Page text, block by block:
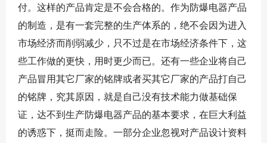
付。这样的产品肯定是不会合格的。作为防爆电器产品
的制造，是有一套完整的生产体系的，绝不会因为进入
市场经济而削弱减少，只不过是在市场经济条件下，这
些工作做的更快，用时更少而已。还有一些企业将自己
产品冒用其它厂家的铭牌或者买其它厂家的产品打自己
的铭牌，究其原因，就是自己没有技术能力做基础保
证，达不到生产防爆电器产品的基本要求，在巨大利益
的诱惑下，挺而走险。一部分企业忽视对产品设计资料